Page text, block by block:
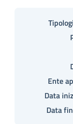
Ente
Data
Data